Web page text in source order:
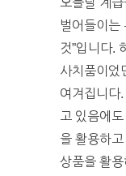
벌어들이는
것”입니다.
사치품이었
여겨집니다
고 있음에
을 활용하
상품을 활